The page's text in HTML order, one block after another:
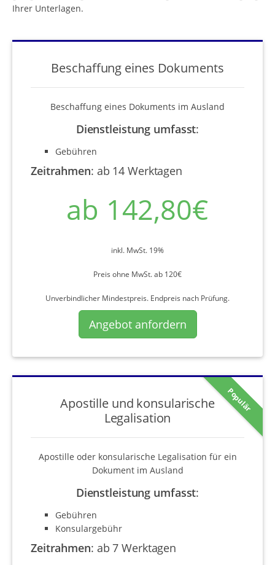
Ihrer Unterlagen.
Beschaffung eines Dokuments
Beschaffung eines Dokuments im Ausland
Dienstleistung umfasst:
Gebühren
Zeitrahmen: ab 14 Werktagen
ab 142,80€
inkl. MwSt. 19%
Preis ohne MwSt. ab 120€
Unverbindlicher Mindestpreis. Endpreis nach Prüfung.
Angebot anfordern
Populär
Apostille und konsularische
Legalisation
Apostille oder konsularische Legalisation für ein
Dokument im Ausland
Dienstleistung umfasst:
Gebühren
Konsulargebühr
Zeitrahmen: ab 7 Werktagen